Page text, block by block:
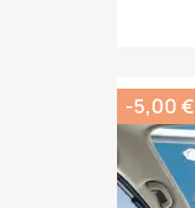
-5,00 €